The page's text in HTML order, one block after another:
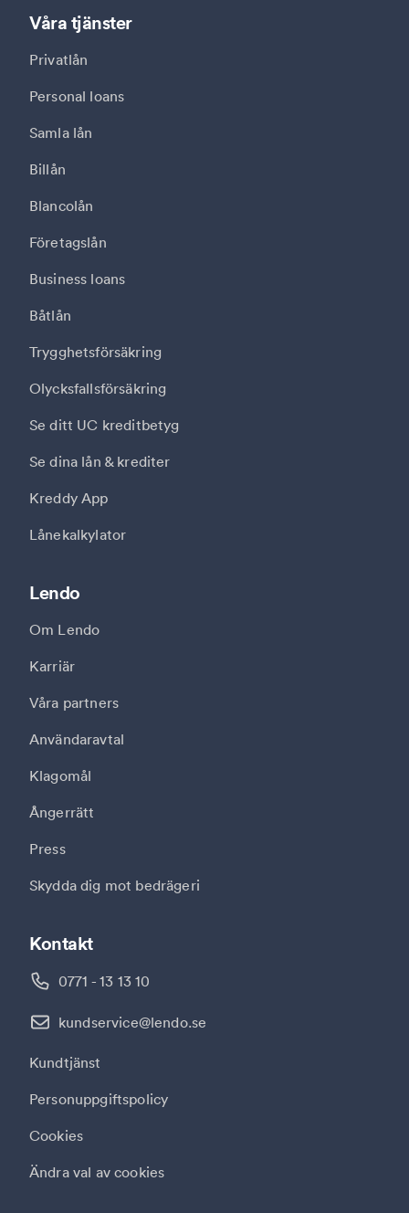
Våra tjänster
Privatlån
Personal loans
Samla lån
Billån
Blancolån
Företagslån
Business loans
Båtlån
Trygghetsförsäkring
Olycksfallsförsäkring
Se ditt UC kreditbetyg
Se dina lån & krediter
Kreddy App
Lånekalkylator
Kontakt
0771 - 13 13 10
kundservice@lendo.se
Kundtjänst
Personuppgiftspolicy
Cookies
Ändra val av cookies
Lendo
Om Lendo
Karriär
Våra partners
Användaravtal
Klagomål
Ångerrätt
Press
Skydda dig mot bedrägeri